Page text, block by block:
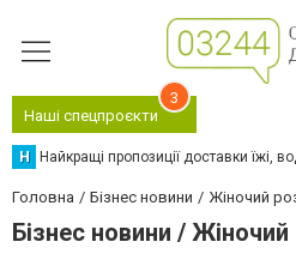
Наші спецпроєкти
3
Н Найкращі пропозиції доставки їжі,
Головна Бізнес новини Жіночий
Бізнес новини / Жіночий